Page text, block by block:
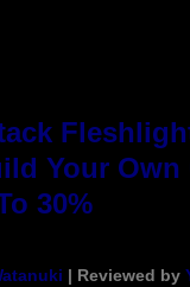
Your Own
30%
| Reviewed by